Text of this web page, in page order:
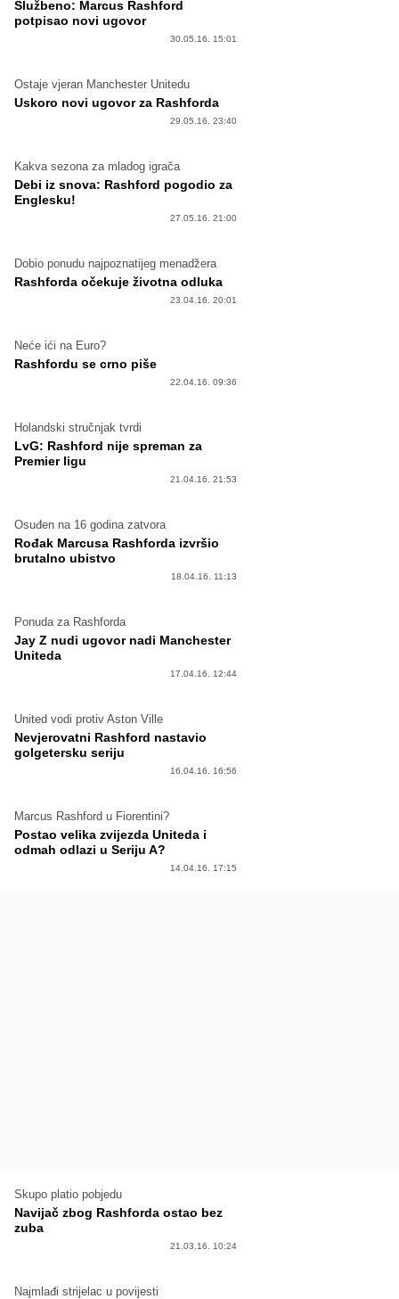
Službeno: Marcus Rashford
potpisao novi ugovor
30.05.16. 15:01
Ostaje vjeran Manchester Unitedu
Uskoro novi ugovor za Rashforda
29.05.16. 23:40
Kakva sezona za mladog igrača
Debi iz snova: Rashford pogodio za
Englesku!
27.05.16. 21:00
Dobio ponudu najpoznatijeg menadžera
Rashforda očekuje životna odluka
23.04.16. 20:01
Neće ići na Euro?
Rashfordu se crno piše
22.04.16. 09:36
Holandski stručnjak tvrdi
LvG: Rashford nije spreman za
Premier ligu
21.04.16. 21:53
Osuđen na 16 godina zatvora
Rođak Marcusa Rashforda izvršio
brutalno ubistvo
18.04.16. 11:13
Ponuda za Rashforda
Jay Z nudi ugovor nadi Manchester
Uniteda
17.04.16. 12:44
United vodi protiv Aston Ville
Nevjerovatni Rashford nastavio
golgetersku seriju
16.04.16. 16:56
Marcus Rashford u Fiorentini?
Postao velika zvijezda Uniteda i
odmah odlazi u Seriju A?
14.04.16. 17:15
Skupo platio pobjedu
Navijač zbog Rashforda ostao bez
zuba
21.03.16. 10:24
Najmlađi strijelac u povijesti